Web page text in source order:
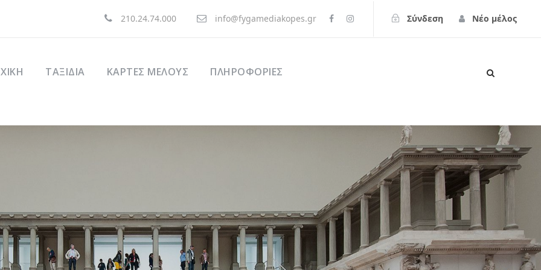
210.24.74.000 info@fygamediakopes.gr Σύνδεση Νέο μέλος
ΤΑΞΊΔΙΑ ΚΑΡΤΕΣ ΜΕΛΟΥΣ ΠΛΗΡΟΦΟΡΙΕΣ